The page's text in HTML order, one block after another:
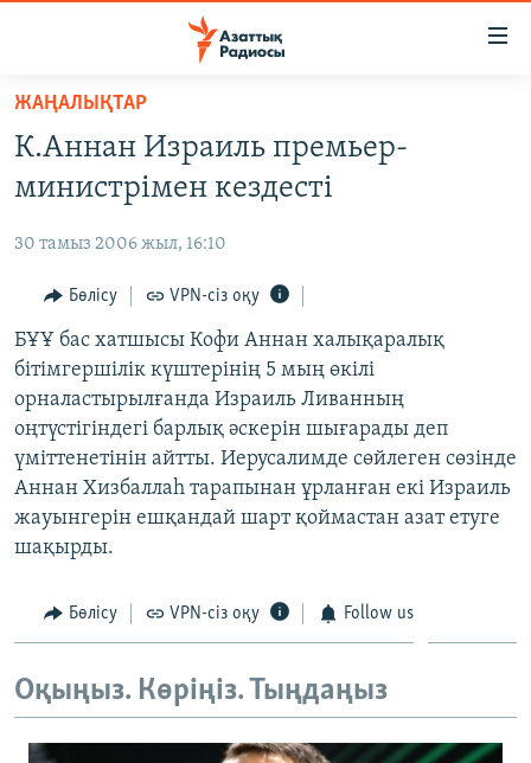
Skip
main
content
to
Navigation
Skip
to
Search
AZATTYQTV
ҚАҢТАР ОҚИҒАСЫ
АДАМ ҚҰҚЫҚТАРЫ
ӘЛЕУМЕТ
ӘЛЕМ
АРНАЙЫ ЖОБАЛАР
Русский
ЖАЗЫЛЫҢЫЗ
ЖАҢАЛЫҚТАР
К.Аннан Израиль премьер-
министрімен кездесті
30 тамыз 2006 жыл, 16:10
Бөлісу VPN-сіз оқу
БҰҰ бас хатшысы Кофи Аннан халықаралық
бітімгершілік күштерінің 5 мың өкілі
орналастырылғанда Израиль Ливанның
оңтүстігіндегі барлық әскерін шығарады деп
үміттенетінін айтты. Иерусалимде сөйлеген сөзінде
Аннан Хизбаллаһ тарапынан ұрланған екі Израиль
жауынгерін ешқандай шарт қоймастан азат етуге
шақырды.
Бөлісу VPN-сіз оқу Follow us
Оқыңыз. Көріңіз. Тыңдаңыз